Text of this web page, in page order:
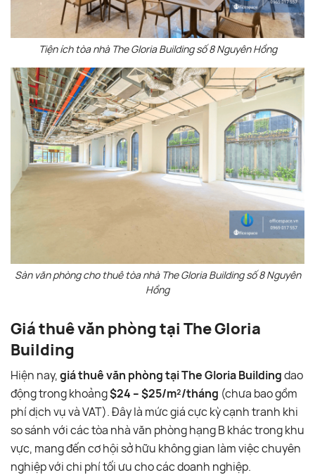
Tiện ích tòa nhà The Gloria Building số 8 Nguyên Hồng
Sàn văn phòng cho thuê tòa nhà The Gloria Building số 8 Nguyên
Hồng
Giá thuê văn phòng tại The Gloria
Building
Hiện nay,giá thuê văn phòng tại The Gloria Buildingdao
động trong khoảng$24 – $25/m²/tháng (chưa bao gồm
phí dịch vụ và VAT). Đây là mức giá cực kỳ cạnh tranh khi
so sánh với các tòa nhà văn phòng hạng B khác trong khu
vực, mang đến cơ hội sở hữu không gian làm việc chuyên
nghiệp với chi phí tối ưu cho các doanh nghiệp.